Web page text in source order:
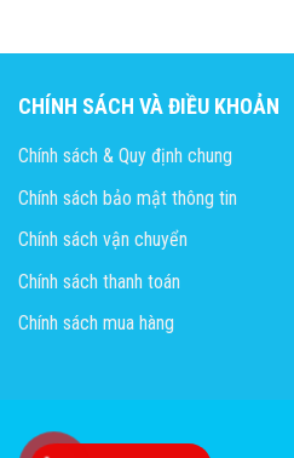
CHÍNH SÁCH VÀ ĐIỀU KHOẢN
Chính sách & Quy định chung
Chính sách bảo mật thông tin
Chính sách vận chuyển
Chính sách thanh toán
Chính sách mua hàng